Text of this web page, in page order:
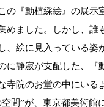
の『動植綵絵』の展示
めました。しかし、誰
、絵に見入っている姿
に静寂が支配した、『
寺院のお堂の中にいる
間”が、東京都美術館